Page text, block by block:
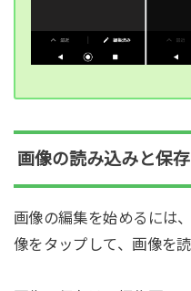
画像の読み込みと保存
画像の編集を始めるには
像をタップして、画像を